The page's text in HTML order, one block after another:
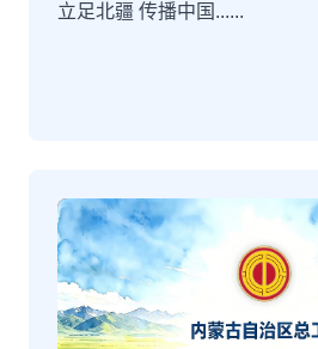
立足北疆 传播中国......